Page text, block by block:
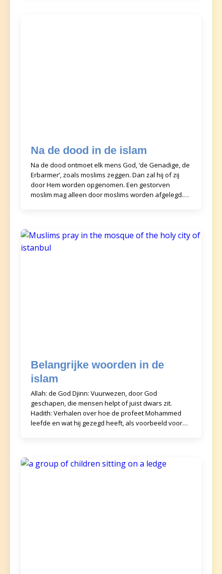
Na de dood in de islam
Na de dood ontmoet elk mens God, ‘de Genadige, de
Erbarmer’, zoals moslims zeggen. Dan zal hij of zij
door Hem worden opgenomen. Een gestorven
moslim mag alleen door moslims worden afgelegd.
Belangrijke woorden in de
islam
Allah: de God Djinn: Vuurwezen, door God
geschapen, die mensen helpt of juist dwars zit.
Hadith: Verhalen over hoe de profeet Mohammed
leefde en wat hij gezegd heeft, als voorbeeld voor